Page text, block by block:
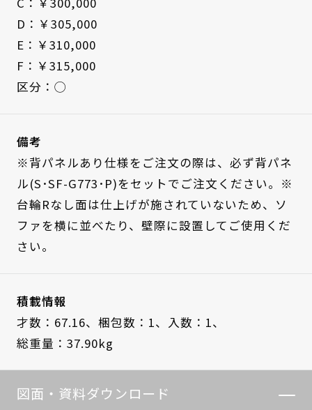
D：￥305,000
E：￥310,000
F：￥315,000
区分：◯
備考
※背パネルあり仕様をご注文の際は、必ず背パネ
ル(S･SF-G773･P)をセットでご注文ください。※
台輪Rなし面は仕上げが施されていないため、ソ
ファを横に並べたり、壁際に設置してご使用くだ
さい。
積載情報
才数：67.16、 梱包数：1、
入数：1、
総重量：37.90kg
図面・資料ダウンロード